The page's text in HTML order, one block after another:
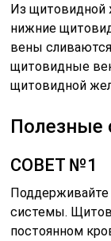
Из щитовидной
нижние
вены
щитовидные
щитовидной
Полезные
СОВЕТ №1
Поддерживайте
системы.
постоянном